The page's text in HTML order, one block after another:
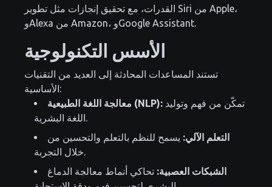
القدرات، مع تحقيق إنجازات مثل تطوير Siri من Apple،
وAlexa من Amazon، وGoogle Assistant.
الأسس التكنولوجية
تستند المساعدات المحادثة إلى العديد من التقنيات
الأساسية:
معالجة اللغة الطبيعية (NLP):
التعلم الآلي: يسمح للنظم بالتعلم والتحسين من
الشبكات العصبية: تحاكي أنماط معالجة الدماغ